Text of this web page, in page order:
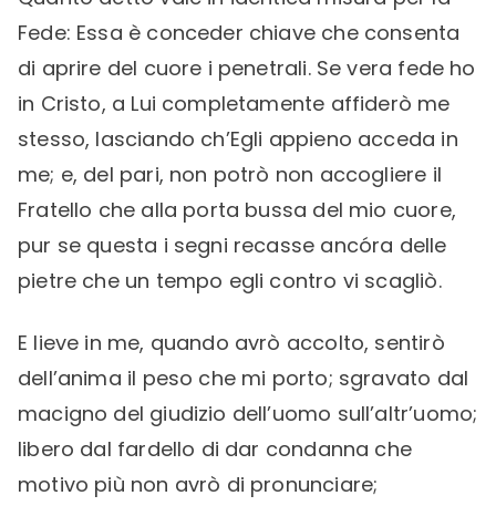
Fede: Essa è conceder chiave che consenta
di aprire del cuore i penetrali. Se vera fede ho
in Cristo, a Lui completamente affiderò me
stesso, lasciando ch’Egli appieno acceda in
me; e, del pari, non potrò non accogliere il
Fratello che alla porta bussa del mio cuore,
pur se questa i segni recasse ancóra delle
pietre che un tempo egli contro vi scagliò.
E lieve in me, quando avrò accolto, sentirò
dell’anima il peso che mi porto; sgravato dal
macigno del giudizio dell’uomo sull’altr’uomo;
libero dal fardello di dar condanna che
motivo più non avrò di pronunciare;